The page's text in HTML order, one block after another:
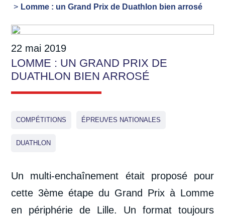
Lomme : un Grand Prix de Duathlon bien arrosé
22 mai 2019
LOMME : UN GRAND PRIX DE
DUATHLON BIEN ARROSÉ
COMPÉTITIONS ÉPREUVES NATIONALES
DUATHLON
Un multi-enchaînement était proposé pour
cette 3ème étape du Grand Prix à Lomme
en périphérie de Lille. Un format toujours